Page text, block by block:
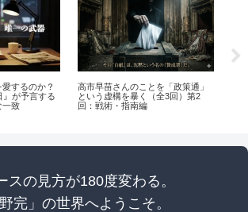
するのか？
』が予言する
一致
高市早苗さんのことを「政策通」
という虚構を暴く（全3回）第2
回：戦術・指南編
スの見方が180度変わる。
野完」の世界へようこそ。